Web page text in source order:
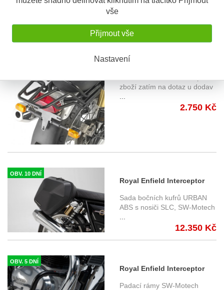
vše
Přijmout vše
NastaveníRoyal Enfield Interceptor
SR9051
zboží zatím na dotaz u dodav
2.750 Kč
OBV. 10 DNÍ
Royal Enfield Interceptor
650 (19-) - sada nosičů a
kufrů URBAN ABS, SW-
Motech
Sada bočních kufrů URBAN
ABS s nosiči SLC, SW-Motech
12.350 Kč
OBV. 5 DNÍ
Royal Enfield Interceptor
650 (19-) - padací rámy SW-
Padací rámy SW-Motech